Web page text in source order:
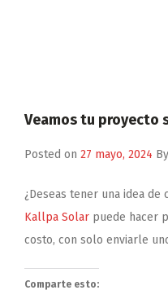
Veamos tu proyecto
Posted on 27 mayo, 2024 By
¿Deseas tener una idea
Kallpa Solar puede hacer
costo, con solo enviarle
Comparte esto: